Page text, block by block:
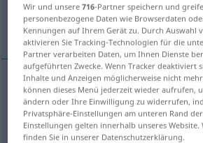
Weitere Übersetzungen...
walk gehen von Menschenu.Tieren
gehenvon Menschenu.Tieren
Wir und unsere716-Partner speichern und
personenbezogene Daten wie Browserdaten
Kennungen auf Ihrem Gerät zu. Durch Auswahl
aktivieren Sie Tracking-Technologien für die
Partner verarbeiten Daten, um Ihnen Dienste
aufgeführten Zwecke. Wenn Tracker deaktiviert
Inhalte und Anzeigen möglicherweise nicht
können dieses Menü jederzeit wieder aufrufen,
ändern oder Ihre Einwilligung zu widerrufen,
Privatsphäre-Einstellungen am unteren Rand
Einstellungen gelten innerhalb unseres
finden Sie in unserer Datenschutzerklärung.